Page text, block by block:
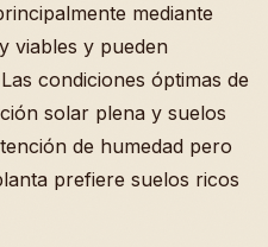
mediante
viables y pueden
condiciones óptimas de
solar plena y suelos
de humedad pero
prefiere suelos ricos